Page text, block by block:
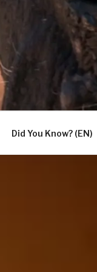
Did You Know? (EN)